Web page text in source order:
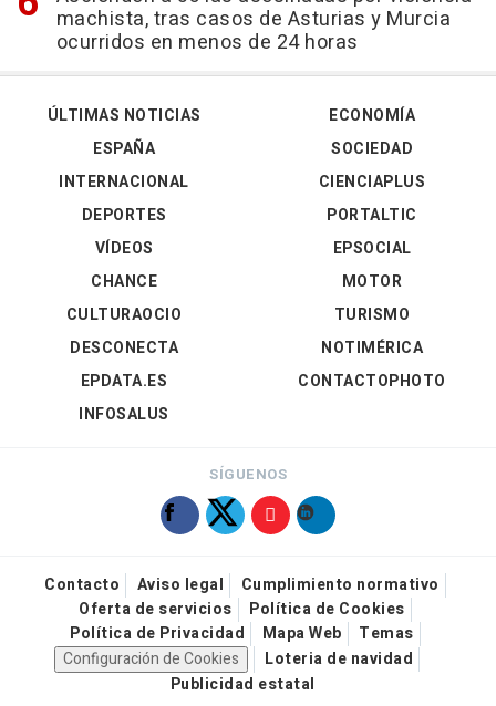
machista, tras casos de Asturias y Murcia
ocurridos en menos de 24 horas
ÚLTIMAS NOTICIAS
ESPAÑA
INTERNACIONAL
DEPORTES
VÍDEOS
ECONOMÍA
SOCIEDAD
CIENCIAPLUS
PORTALTIC
EPSOCIAL
CHANCE
CULTURAOCIO
DESCONECTA
EPDATA.ES
INFOSALUS
MOTOR
TURISMO
NOTIMÉRICA
CONTACTOPHOTO
SÍGUENOS
Contacto Aviso legal
Cumplimiento normativo
Oferta de servicios
Política de Cookies
Política de Privacidad
Mapa Web
Temas
Configuración de Cookies
Loteria de navidad
Publicidad estatal